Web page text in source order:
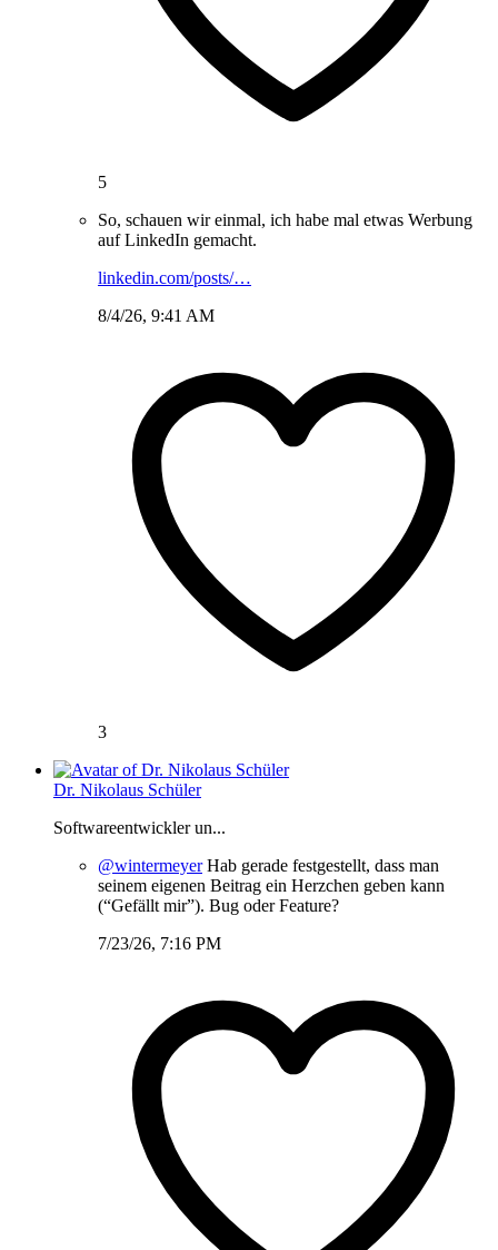
5
So, schauen wir einmal, ich habe mal etwas Werbung
auf LinkedIn gemacht.
linkedin.com/posts/…
8/4/26, 9:41 AM
3
Dr. Nikolaus Schüler
Softwareentwickler un...
@wintermeyerHab gerade festgestellt, dass man
seinem eigenen Beitrag ein Herzchen geben kann
(“Gefällt mir”). Bug oder Feature?
7/23/26, 7:16 PM